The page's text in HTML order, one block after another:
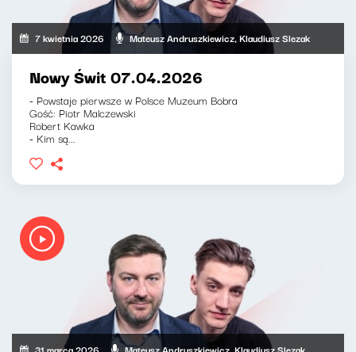
7 kwietnia 2026 Mateusz Andruszkiewicz, Klaudiusz Slezak
Nowy Świt 07.04.2026
- Powstaje pierwsze w Polsce Muzeum Bobra
Gość: Piotr Malczewski
Robert Kawka
- Kim są...